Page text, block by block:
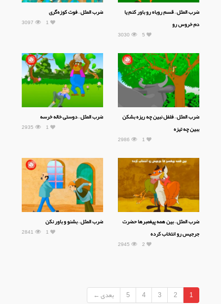
ضرب المثل – قسم روباه رو باور کنم یا
دم خروس رو
3030 5
ضرب المثل – فوت کوزه‌گری
3097 1
ضرب المثل – فلفل نبین چه ریزه بشکن
ببین چه تیزه
2986 1
ضرب المثل – دوستی خاله خرسه
2935 1
ضرب المثل – بین همه پیغمبرها حضرت
جرجیس رو انتخاب کرده
2945 2
ضرب المثل – بشنو و باور نکن
2841 1
1
2
3
4
5
بعدی ←